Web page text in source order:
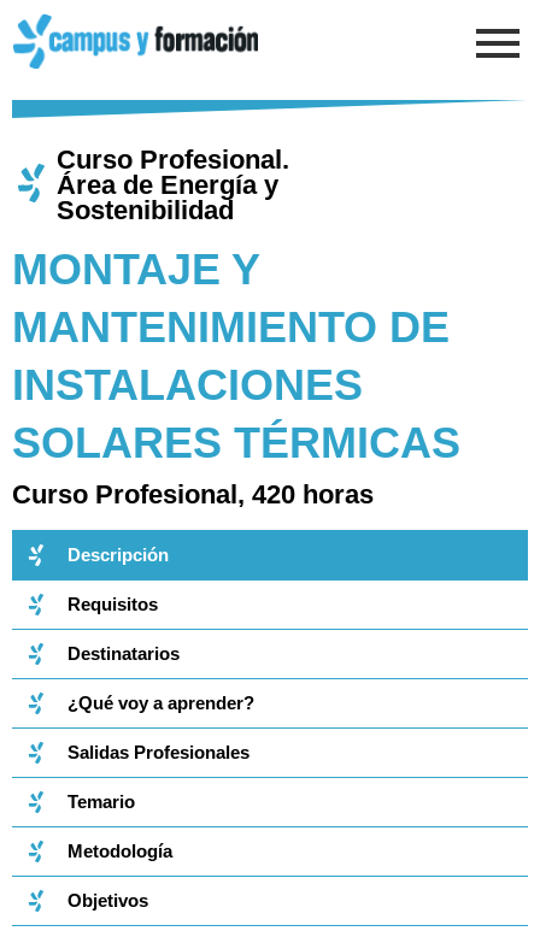
contenido
Curso Profesional.
Área de Energía y
Sostenibilidad​
MONTAJE Y
MANTENIMIENTO DE
INSTALACIONES
SOLARES TÉRMICAS​
Curso Profesional, 420 horas​
Descripción
Requisitos
Destinatarios
¿Qué voy a aprender?
Salidas Profesionales
Temario
Metodología
Objetivos